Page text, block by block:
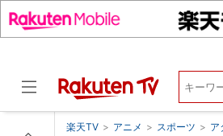
楽天TV > アニメ > スポーツ > ア